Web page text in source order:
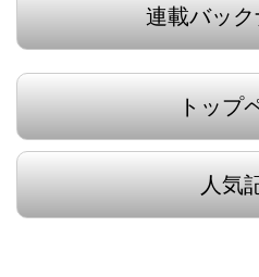
連載バッ
トップ
人気